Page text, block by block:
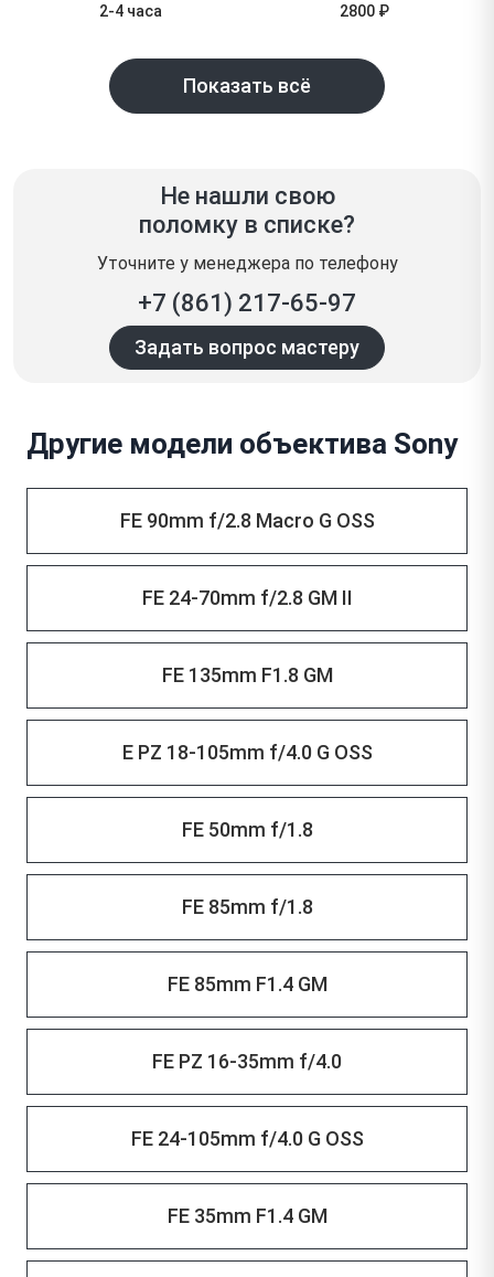
2-4 часа
2800 ₽
Показать всё
Не нашли свою
поломку в списке?
Уточните у менеджера по телефону
+7 (861) 217-65-97
Задать вопрос мастеру
Другие модели объектива Sony
FE 90mm f/2.8 Macro G OSS
FE 24-70mm f/2.8 GM II
FE 135mm F1.8 GM
E PZ 18-105mm f/4.0 G OSS
FE 50mm f/1.8
FE 85mm f/1.8
FE 85mm F1.4 GM
FE PZ 16-35mm f/4.0
FE 24-105mm f/4.0 G OSS
FE 35mm F1.4 GM